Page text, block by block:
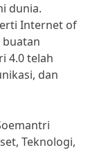
dunia.
Internet of
buatan
4.0 telah
dan
Teknologi,